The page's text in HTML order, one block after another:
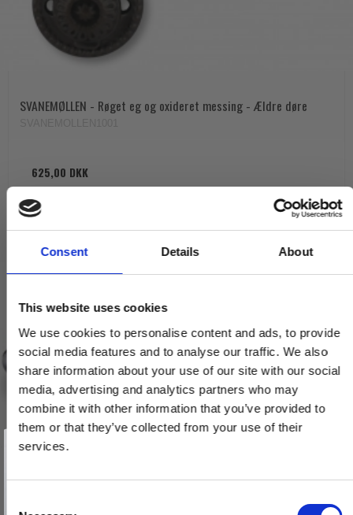
Consent Details About
This website uses cookies
We use cookies to personalise content and ads, to provide
social media features and to analyse our traffic. We also
share information about your use of our site with our social
media, advertising and analytics partners who may
combine it with other information that you’ve provided to
them or that they’ve collected from your use of their
services.
SVANEMØLLEN - Røget eg og oxideret messing - Ældre døre
625,00 DKK
Vind et gavekort